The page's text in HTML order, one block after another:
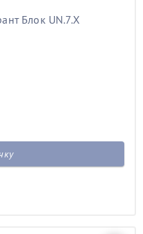
Блок UN.7.X